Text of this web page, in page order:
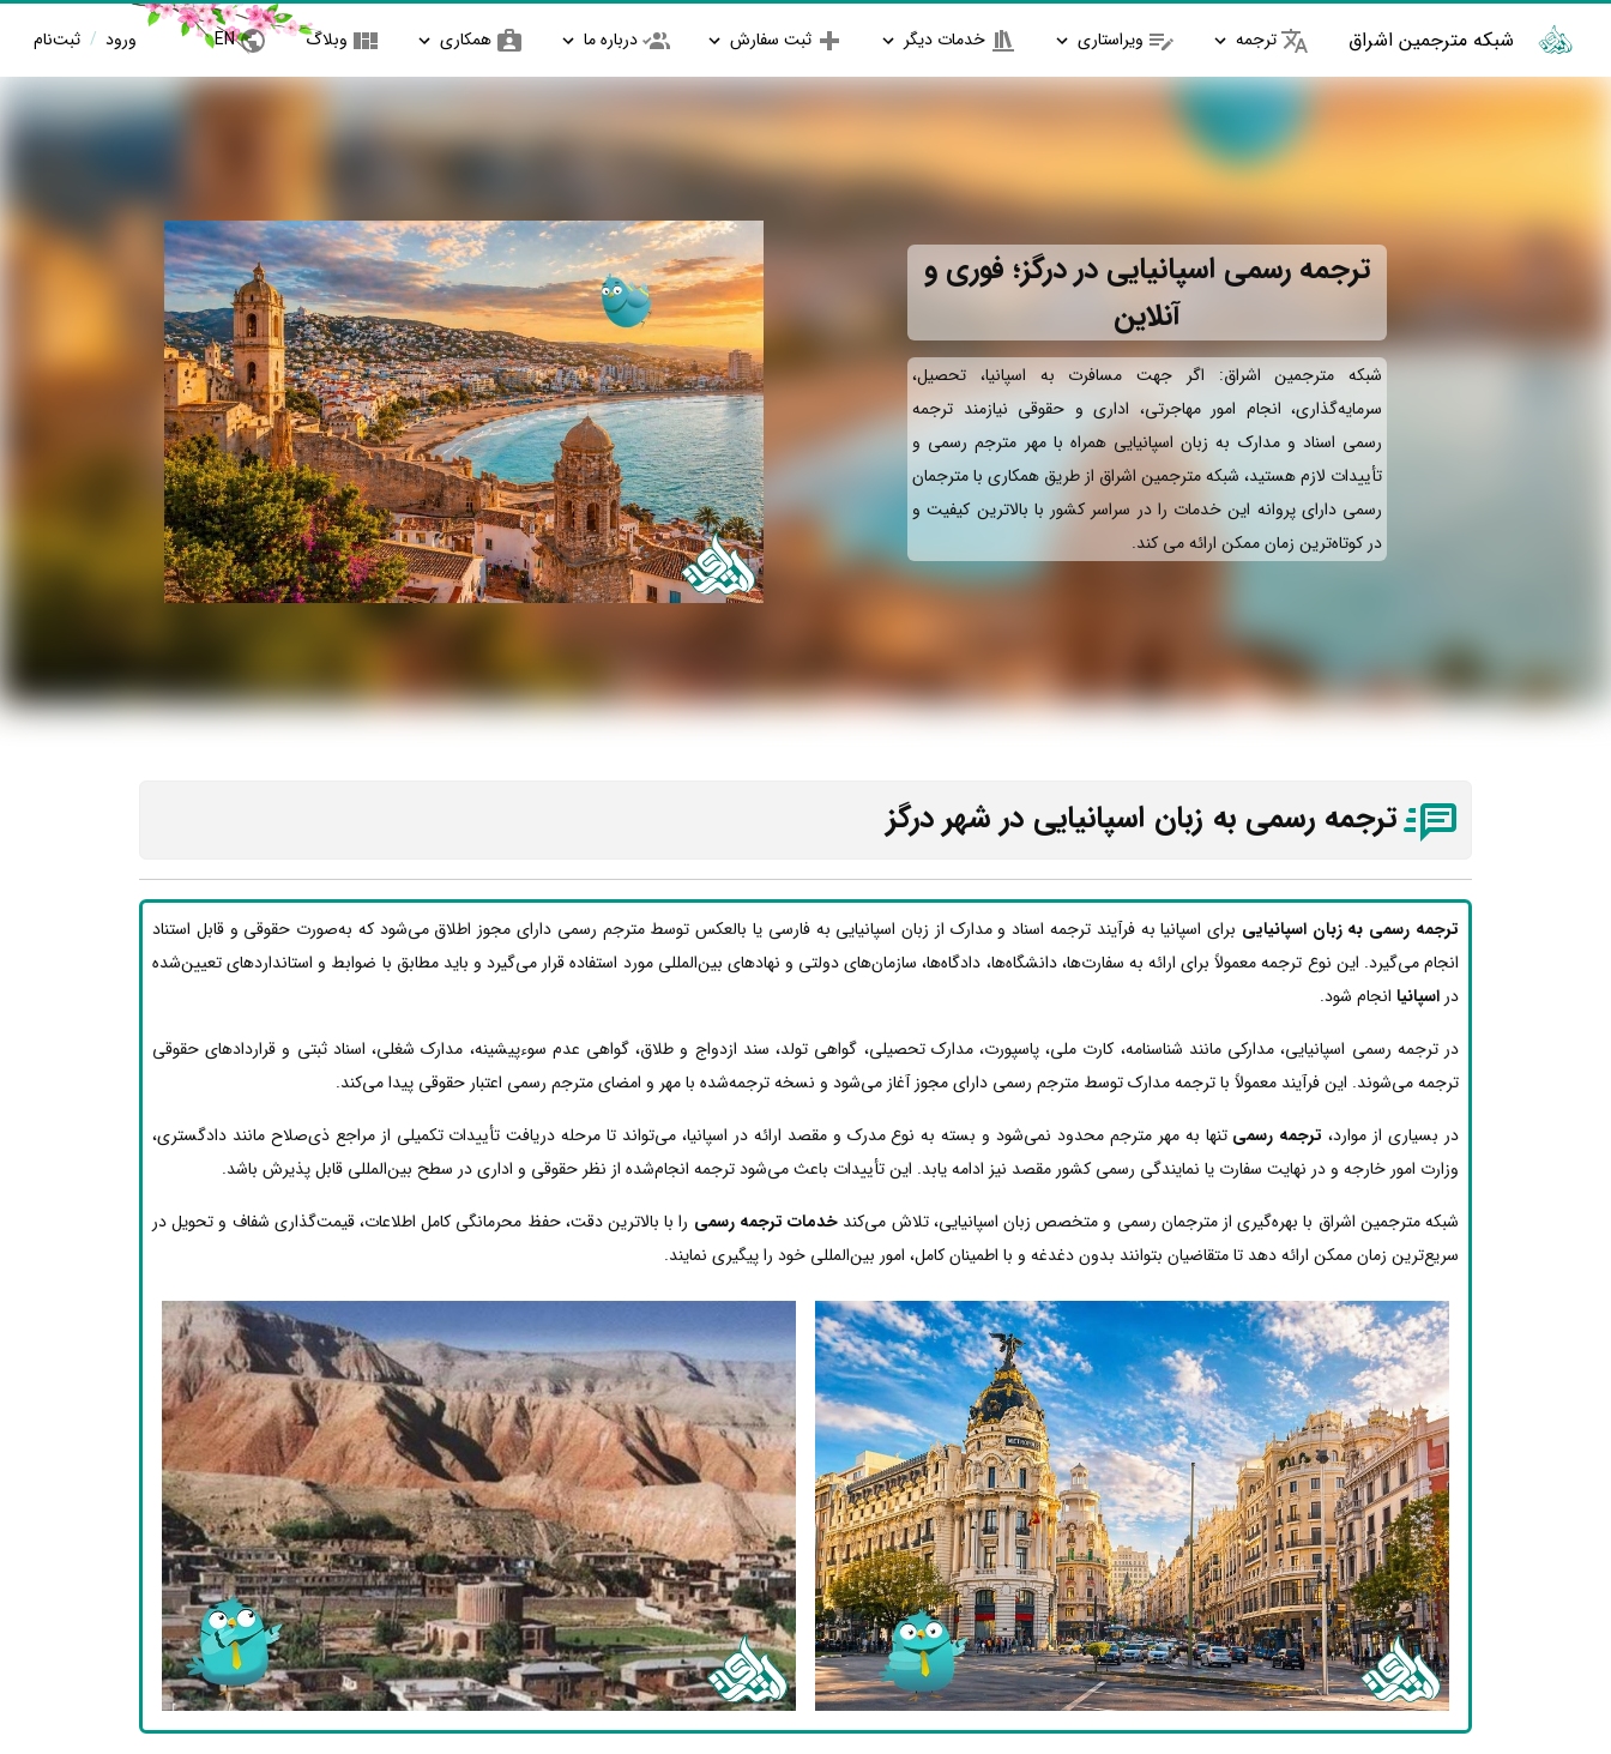
شبکه مترجمین اشراق ترجمه ویراستاری خدمات دیگر ثبت سفارش درباره ما همکاری وبلاگ EN ورود / ثبت‌نام
ترجمه رسمی اسپانیایی در درگز؛ فوری و
آنلاین
شبکه مترجمین اشراق: اگر جهت مسافرت به اسپانیا، تحصیل،
سرمایه‌گذاری، انجام امور مهاجرتی، اداری و حقوقی نیازمند ترجمه
رسمی اسناد و مدارک به زبان اسپانیایی همراه با مهر مترجم رسمی و
تأییدات لازم هستید، شبکه مترجمین اشراق از طریق همکاری با مترجمان
رسمی دارای پروانه این خدمات را در سراسر کشور با بالاترین کیفیت و
در کوتاه‌ترین زمان ممکن ارائه می‌ کند.
ترجمه رسمی به زبان اسپانیایی در شهر درگز
ترجمه رسمی به زبان اسپانیایی برای اسپانیا به فرآیند ترجمه اسناد و مدارک از زبان اسپانیایی به فارسی یا بالعکس توسط مترجم رسمی دارای مجوز اطلاق می‌شود که به‌صورت حقوقی و قابل استناد
انجام می‌گیرد. این نوع ترجمه معمولاً برای ارائه به سفارت‌ها، دانشگاه‌ها، دادگاه‌ها، سازمان‌های دولتی و نهادهای بین‌المللی مورد استفاده قرار می‌گیرد و باید مطابق با ضوابط و استانداردهای تعیین‌شده
در اسپانیا انجام شود.
در ترجمه رسمی اسپانیایی، مدارکی مانند شناسنامه، کارت ملی، پاسپورت، مدارک تحصیلی، گواهی تولد، سند ازدواج و طلاق، گواهی عدم سوءپیشینه، مدارک شغلی، اسناد ثبتی و قراردادهای حقوقی
ترجمه می‌شوند. این فرآیند معمولاً با ترجمه مدارک توسط مترجم رسمی دارای مجوز آغاز می‌شود و نسخه ترجمه‌شده با مهر و امضای مترجم رسمی اعتبار حقوقی پیدا می‌کند.
در بسیاری از موارد، ترجمه رسمی تنها به مهر مترجم محدود نمی‌شود و بسته به نوع مدرک و مقصد ارائه در اسپانیا، می‌تواند تا مرحله دریافت تأییدات تکمیلی از مراجع ذی‌صلاح مانند دادگستری،
وزارت امور خارجه و در نهایت سفارت یا نمایندگی رسمی کشور مقصد نیز ادامه یابد. این تأییدات باعث می‌شود ترجمه انجام‌شده از نظر حقوقی و اداری در سطح بین‌المللی قابل پذیرش باشد.
شبکه مترجمین اشراق با بهره‌گیری از مترجمان رسمی و متخصص زبان اسپانیایی، تلاش می‌کند خدمات ترجمه رسمی را با بالاترین دقت، حفظ محرمانگی کامل اطلاعات، قیمت‌گذاری شفاف و تحویل در
سریع‌ترین زمان ممکن ارائه دهد تا متقاضیان بتوانند بدون دغدغه و با اطمینان کامل، امور بین‌المللی خود را پیگیری نمایند.